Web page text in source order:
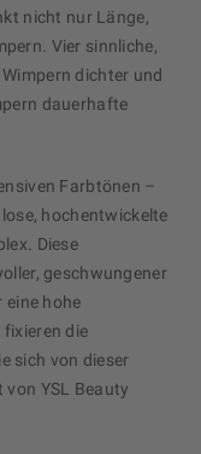
nicht nur Länge,
Vier sinnliche,
dichter und
dauerhafte
Farbtönen –
hochentwickelte
Diese
geschwungener
eine hohe
die
sich von dieser
YSL Beauty